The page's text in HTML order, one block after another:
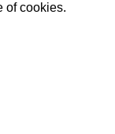
of cookies.